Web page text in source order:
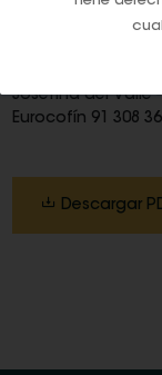
Josefina del Valle
Eurocofín 91 308 36
Descargar